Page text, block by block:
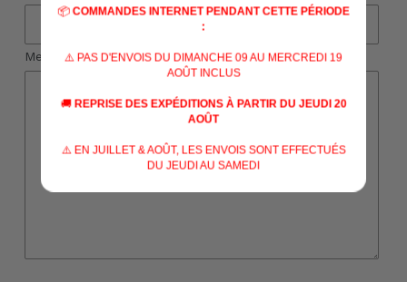
Message
📦 COMMANDES INTERNET PENDANT CETTE PÉRIODE
:
⚠️ PAS D'ENVOIS DU DIMANCHE 09 AU MERCREDI 19
AOÛT INCLUS
🚚 REPRISE DES EXPÉDITIONS À PARTIR DU JEUDI 20
AOÛT
⚠️ EN JUILLET & AOÛT, LES ENVOIS SONT EFFECTUÉS
DU JEUDI AU SAMEDI